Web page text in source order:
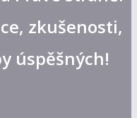
zkušenosti,
úspěšných!